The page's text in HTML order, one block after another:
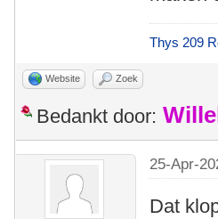
Thys 209
Website Zoek
Bedankt door:
25-Apr-
Dat